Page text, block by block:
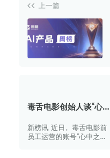
上一篇
毒舌电影创始人谈“心中
出去闯闯
新榜讯 近日，毒舌电影前
员工运营的账号“心中之